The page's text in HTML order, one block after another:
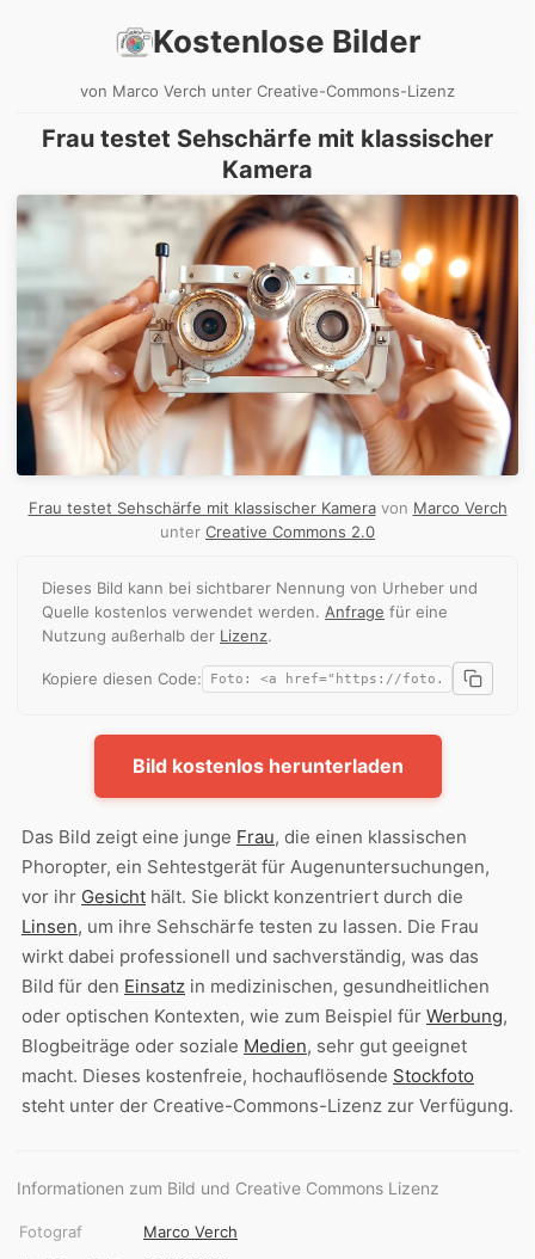
Kostenlose Bilder
von Marco Verch unter Creative-Commons-Lizenz
Frau testet Sehschärfe mit klassischer
Kamera
Frau testet Sehschärfe mit klassischer Kameravon Marco Verch
unter Creative Commons 2.0
Dieses Bild kann bei sichtbarer Nennung von Urheber und
Quelle kostenlos verwendet werden. Anfrage für eine
Nutzung außerhalb der Lizenz.
Kopiere diesen Code:
Bild kostenlos herunterladen
Das Bild zeigt eine junge Frau, die einen klassischen
Phoropter, ein Sehtestgerät für Augenuntersuchungen,
vor ihr Gesicht hält. Sie blickt konzentriert durch die
Linsen, um ihre Sehschärfe testen zu lassen. Die Frau
wirkt dabei professionell und sachverständig, was das
Bild für den Einsatz in medizinischen, gesundheitlichen
oder optischen Kontexten, wie zum Beispiel für Werbung,
Blogbeiträge oder soziale Medien, sehr gut geeignet
macht. Dieses kostenfreie, hochauflösende Stockfoto
steht unter der Creative-Commons-Lizenz zur Verfügung.
Informationen zum Bild und Creative Commons Lizenz
Fotograf
Marco Verch